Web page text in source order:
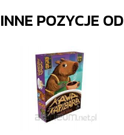
INNE POZYCJE OD